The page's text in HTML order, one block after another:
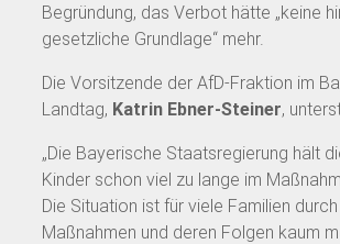
Begründung, das Verbot hätte „keine
gesetzliche Grundlage“ mehr.
Die Vorsitzende der AfD-Fraktion im
Landtag, Katrin Ebner-Steiner,
„Die Bayerische Staatsregierung hält
Kinder schon viel zu lange im
Die Situation ist für viele Familien
Maßnahmen und deren Folgen kaum